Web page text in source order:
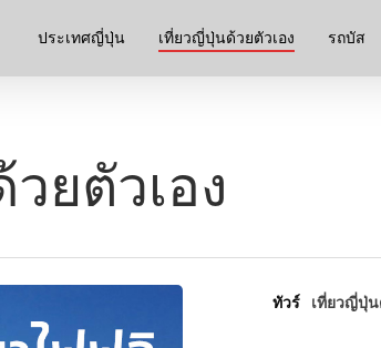
ประเทศญี่ปุ่น เที่ยวญี่ปุ่นด้วยตัวเอง รถบัส
ยตัวเอง
ทัวร์ เที่ยวญี่ปุ่น